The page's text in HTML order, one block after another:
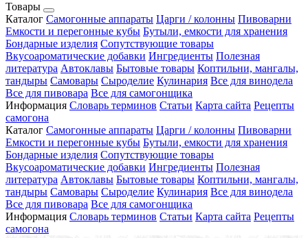
Товары
Каталог Самогонные аппараты Царги / колонны Пивоварни
Емкости и перегонные кубы Бутыли, емкости для хранения
Бондарные изделия Сопутствующие товары
Вкусоароматические добавки Ингредиенты Полезная
литература Автоклавы Бытовые товары Коптильни, мангалы,
тандыры Самовары Сыроделие Кулинария Все для винодела
Все для пивовара Все для самогонщика
Информация Словарь терминов Статьи Карта сайта Рецепты
самогона
Каталог Самогонные аппараты Царги / колонны Пивоварни
Емкости и перегонные кубы Бутыли, емкости для хранения
Бондарные изделия Сопутствующие товары
Вкусоароматические добавки Ингредиенты Полезная
литература Автоклавы Бытовые товары Коптильни, мангалы,
тандыры Самовары Сыроделие Кулинария Все для винодела
Все для пивовара Все для самогонщика
Информация Словарь терминов Статьи Карта сайта Рецепты
самогона